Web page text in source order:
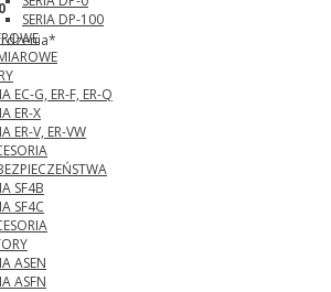
SERIA DP-100
EC-G, ER-F, ER-Q
ER-X
ER-V, ER-VW
SF4B
SF4C
ASEN
ASFN
0